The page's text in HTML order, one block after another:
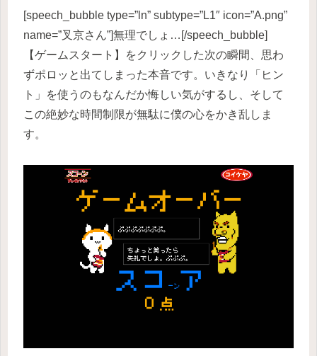
[speech_bubble type=”ln” subtype=”L1″ icon=”A.png”
name=”叉京さん”]無理でしょ…[/speech_bubble]
【ゲームスタート】をクリックした次の瞬間、思わ
ずポロッと出てしまった本音です。いきなり「ヒン
ト」を使うのもなんだか悔しい気がするし、そして
この絶妙な時間制限が無駄に僕の心をかき乱しま
す。